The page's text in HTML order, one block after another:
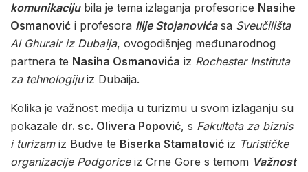
komunikacijubila je tema izlaganja profesorice Nasihe
Osmanović i profesora Ilije Stojanovićasa Sveučilišta
Al Ghurair iz Dubaija, ovogodišnjeg međunarodnog
partnera te Nasiha Osmanovića iz Rochester Instituta
za tehnologijuiz Dubaija.
Kolika je važnost medija u turizmu u svom izlaganju su
pokazale dr. sc. Olivera Popović, s Fakulteta za biznis
i turizamiz Budve te Biserka Stamatović iz Turističke
organizacije Podgoriceiz Crne Gore s temom Važnost